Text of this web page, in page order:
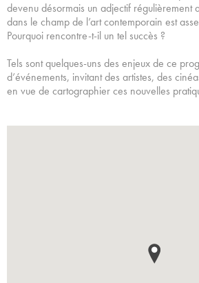
devenu désormais un adjectif régulièrement
dans le champ de l’art contemporain est
Pourquoi rencontre-t-il un tel succès ?
Tels sont quelques-uns des enjeux de ce
d’événements, invitant des artistes, des
en vue de cartographier ces nouvelles